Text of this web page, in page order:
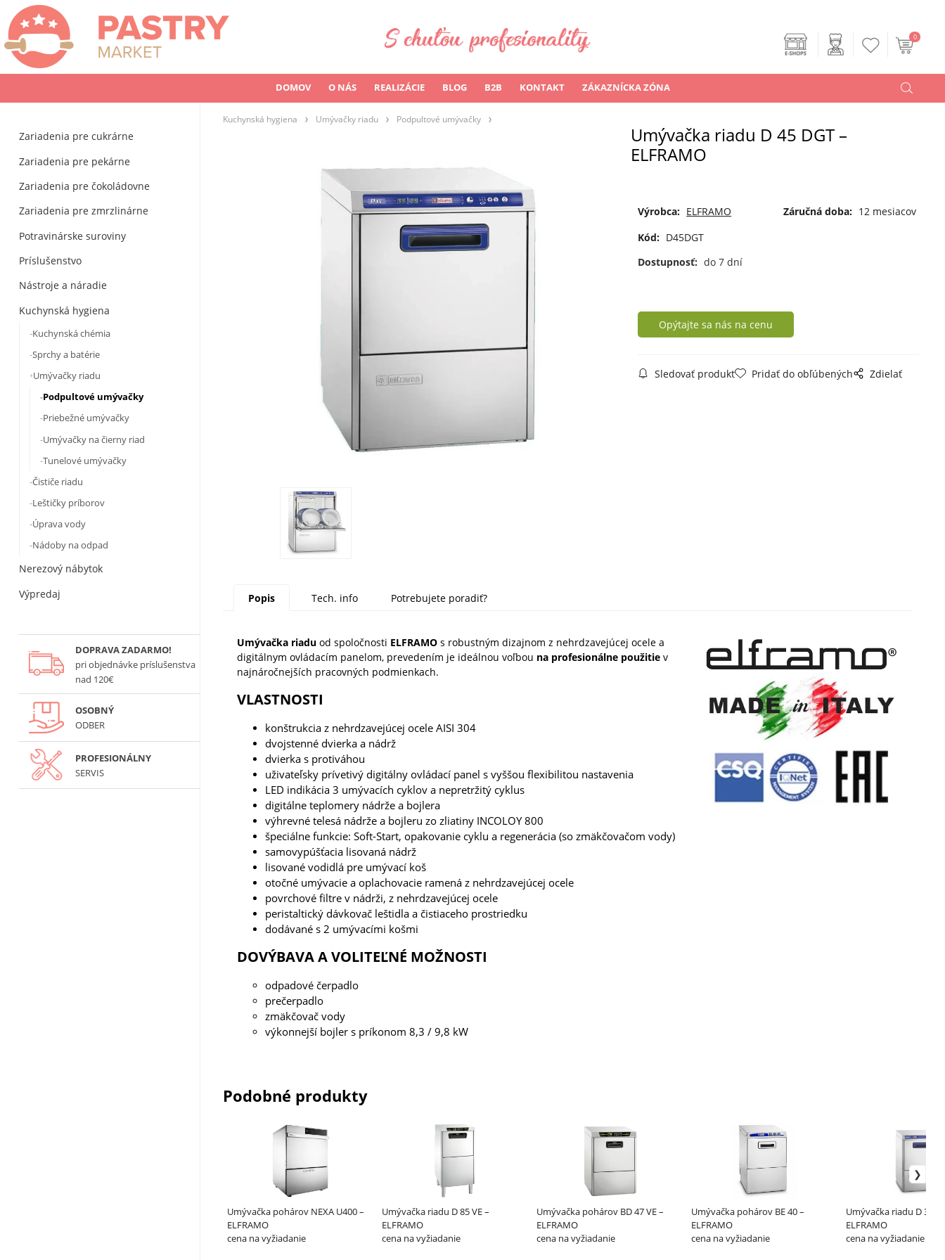
DOMOV O NÁS REALIZÁCIE BLOG B2B KONTAKT ZÁKAZNÍCKA ZÓNA
0
Zariadenia pre cukrárne
Zariadenia pre pekárne
Zariadenia pre čokoládovne
Zariadenia pre zmrzlinárne
Potravinárske suroviny
Príslušenstvo
Nástroje a náradie
Kuchynská hygiena
Kuchynská chémia
Sprchy a batérie
Umývačky riadu
Podpultové umývačky
Priebežné umývačky
Umývačky na čierny riad
Tunelové umývačky
Čističe riadu
Leštičky príborov
Úprava vody
Nádoby na odpad
Nerezový nábytok
Výpredaj
DOPRAVA ZADARMO!
pri objednávke príslušenstva
nad 120€
OSOBNÝ
ODBER
PROFESIONÁLNY
SERVIS
Kuchynská hygiena Umývačky riadu Podpultové umývačky
Umývačka riadu D 45 DGT –
ELFRAMO
Výrobca: ELFRAMO Záručná doba: 12 mesiacov
Kód: D45DGT
Dostupnosť: do 7 dní
Opýtajte sa nás na cenu
Sledovať produkt Pridať do obľúbených Zdielať
Popis Tech. info Potrebujete poradiť?
Umývačka riaduod spoločnosti ELFRAMO s robustným dizajnom z nehrdzavejúcej ocele a
digitálnym ovládacím panelom, prevedením je ideálnou voľbou na profesionálne použitie v
najnáročnejších pracovných podmienkach.
VLASTNOSTI
konštrukcia z nehrdzavejúcej ocele AISI 304
dvojstenné dvierka a nádrž
dvierka s protiváhou
uživateľsky prívetivý digitálny ovládací panel s vyššou flexibilitou nastavenia
LED indikácia 3 umývacích cyklov a nepretržitý cyklus
digitálne teplomery nádrže a bojlera
výhrevné telesá nádrže a bojleru zo zliatiny INCOLOY 800
špeciálne funkcie: Soft-Start, opakovanie cyklu a regenerácia (so zmäkčovačom vody)
samovypúšťacia lisovaná nádrž
lisované vodidlá pre umývací koš
otočné umývacie a oplachovacie ramená z nehrdzavejúcej ocele
povrchové filtre v nádrži, z nehrdzavejúcej ocele
peristaltický dávkovač leštidla a čistiaceho prostriedku
dodávané s 2 umývacími košmi
DOVÝBAVA A VOLITEĽNÉ MOŽNOSTI
odpadové čerpadlo
prečerpadlo
zmäkčovač vody
výkonnejší bojler s príkonom 8,3 / 9,8 kW
Podobné produkty
Umývačka pohárov NEXA U400 –
ELFRAMO
cena na vyžiadanie
Umývačka riadu D 85 VE –
ELFRAMO
cena na vyžiadanie
Umývačka pohárov BD 47 VE –
ELFRAMO
cena na vyžiadanie
Umývačka pohárov BE 40 –
ELFRAMO
cena na vyžiadanie
Umývačka riadu D 36
ELFRAMO
cena na vyžiadanie